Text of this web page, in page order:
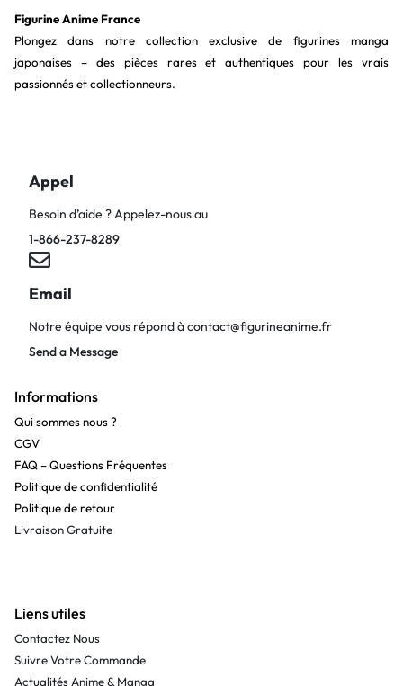
Figurine Anime France
Plongez dans notre collection exclusive de figurines manga
japonaises – des pièces rares et authentiques pour les vrais
passionnés et collectionneurs.
Appel
Besoin d’aide ? Appelez-nous au
1-866-237-8289
Email
Notre équipe vous répond àcontact@figurineanime.fr
Send a Message
Informations
Qui sommes nous ?
CGV
FAQ – Questions Fréquentes
Politique de confidentialité
Politique de retour
Livraison Gratuite
Liens utiles
Contactez Nous
Suivre Votre Commande
Actualités Anime & Manga